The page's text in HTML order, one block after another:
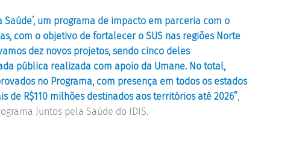
Saúde’, um programa de impacto em parceria com o
com o objetivo de fortalecer o SUS nas regiões Norte
dez novos projetos, sendo cinco deles
pública realizada com apoio da Umane. No total,
no Programa, com presença em todos os estados
de R$110 milhões destinados aos territórios até 2026”,
Juntos pela Saúde do IDIS.